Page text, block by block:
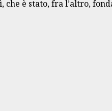
è stato, fra l’altro,